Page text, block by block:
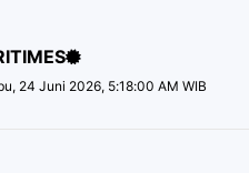
24 Juni 2026, 5:18:00 AM WIB